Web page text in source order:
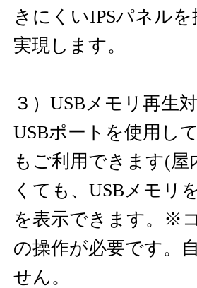
きにくいIPSパネル
実現します。
３）USBメモリ再生
USBポートを使用し
もご利用できます(
くても、USBメモリ
を表示できます。※
の操作が必要です。
せん。